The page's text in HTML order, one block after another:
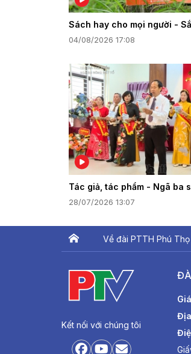
Sách hay cho mọi người -
04/08/2026 17:08
Tác giả, tác phẩm - Ngã ba
28/07/2026 13:07
Về đài PTTH Phú Thọ
Kết nối với chúng tôi